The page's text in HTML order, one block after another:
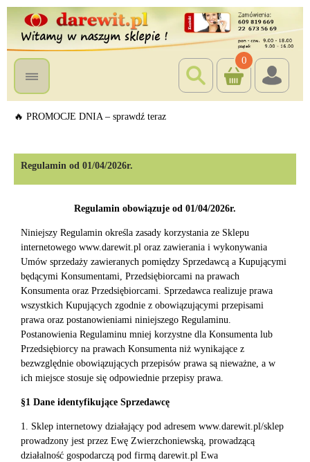
0
🔥 PROMOCJE DNIA – sprawdź teraz
Regulamin od 01/04/2026r.
Regulamin obowiązuje od 01/04/2026r.
Niniejszy Regulamin określa zasady korzystania ze Sklepu
internetowego www.darewit.pl oraz zawierania i wykonywania
Umów sprzedaży zawieranych pomiędzy Sprzedawcą a Kupującymi
będącymi Konsumentami, Przedsiębiorcami na prawach
Konsumenta oraz Przedsiębiorcami. Sprzedawca realizuje prawa
wszystkich Kupujących zgodnie z obowiązującymi przepisami
prawa oraz postanowieniami niniejszego Regulaminu.
Postanowienia Regulaminu mniej korzystne dla Konsumenta lub
Przedsiębiorcy na prawach Konsumenta niż wynikające z
bezwzględnie obowiązujących przepisów prawa są nieważne, a w
ich miejsce stosuje się odpowiednie przepisy prawa.
§1 Dane identyfikujące Sprzedawcę
1. Sklep internetowy działający pod adresem www.darewit.pl/sklep
prowadzony jest przez Ewę Zwierzchoniewską, prowadzącą
działalność gospodarczą pod firmą darewit.pl Ewa